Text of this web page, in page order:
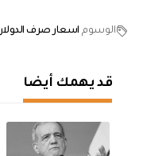
الوسوم اسعار صرف الدولار
قد يهمك أيضا